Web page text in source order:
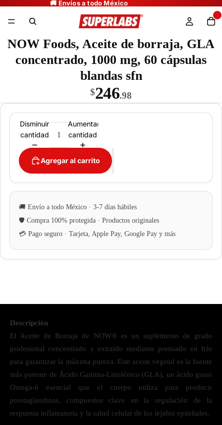
NOW Foods, Aceite de borraja, GLA
concentrado, 1000 mg, 60 cápsulas
blandas sfn
$246.98
Disminuir
cantidad
Aumentar
cantidad
Agregar al carrito
Descripción
El Aceite de Borraja de NOW® es un suplemento de grado
profesional concentrado y extraído mediante prensado en frío
para garantizar la máxima pureza. Este aceite vegetal es la fuente
más potente de Ácido Gamma-Linolénico (GLA), un ácido graso
Omega-6 esencial que el cuerpo utiliza para producir
prostaglandinas, compuestos clave en la regulación de la
respuesta inflamatoria y la salud celular de los tejidos epiteliales.